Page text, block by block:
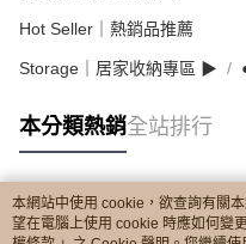
Hot Seller｜熱銷品推薦
Storage｜居家收納專區 ▶︎
本分類熱銷全站排行
熱門標籤
本網站中使用 cookie，欲查詢有關
望在電腦上使用 cookie 時應如何變